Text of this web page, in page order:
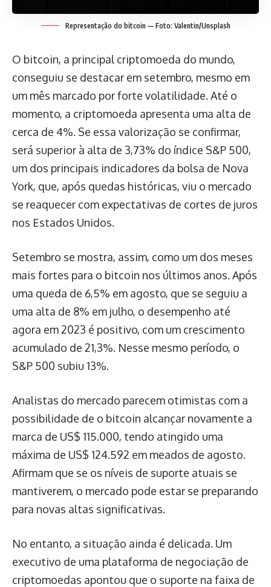
Representação do bitcoin — Foto: Valentin/Unsplash
O bitcoin, a principal criptomoeda do mundo,
conseguiu se destacar em setembro, mesmo em
um mês marcado por forte volatilidade. Até o
momento, a criptomoeda apresenta uma alta de
cerca de 4%. Se essa valorização se confirmar,
será superior à alta de 3,73% do índice S&P 500,
um dos principais indicadores da bolsa de Nova
York, que, após quedas históricas, viu o mercado
se reaquecer com expectativas de cortes de juros
nos Estados Unidos.
Setembro se mostra, assim, como um dos meses
mais fortes para o bitcoin nos últimos anos. Após
uma queda de 6,5% em agosto, que se seguiu a
uma alta de 8% em julho, o desempenho até
agora em 2023 é positivo, com um crescimento
acumulado de 21,3%. Nesse mesmo período, o
S&P 500 subiu 13%.
Analistas do mercado parecem otimistas com a
possibilidade de o bitcoin alcançar novamente a
marca de US$ 115.000, tendo atingido uma
máxima de US$ 124.592 em meados de agosto.
Afirmam que se os níveis de suporte atuais se
mantiverem, o mercado pode estar se preparando
para novas altas significativas.
No entanto, a situação ainda é delicada. Um
executivo de uma plataforma de negociação de
criptomoedas apontou que o suporte na faixa de